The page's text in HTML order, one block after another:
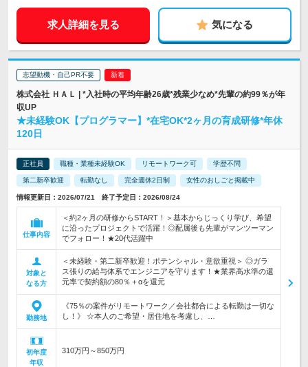
求人詳細を見る 気になる
志望動機・自己PR不要
株式会社 ＨＡＬ | *入社時の平均年齢26歳*残業少なめ*先輩の約99％が年
収UP
★未経験OK【プログラマー】*在宅OK*2ヶ月の育成研修*年休
120日
正社員 職種・業種未経験OK リモートワーク可 学歴不問
第二新卒歓迎 転勤なし 完全週休2日制 女性のおしごと掲載中
情報更新日：2026/07/21 終了予定日：2026/08/24
仕事内容
＜約2ヶ月の研修からSTART！＞基本からじっくり学び、希望
に沿ったプロジェクトで活躍！◎配属後も先輩がマンツーマン
でフォロー！★20代活躍中
対象と
なる方
＜未経験・第二新卒歓迎！ポテンシャル・意欲重視＞ ◎ガラ
ス張りの給与体系でエンジニアを守ります！★業界高水準の還
元率で契約額の80％＋αを還元
勤務地
《75％の案件がリモートワーク／会社都合による転勤は一切な
し！》 ☆本人のご希望・居住地を考慮し、…
初年度
年収
310万円～850万円